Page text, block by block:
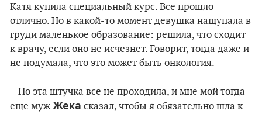
Катя купила специальный курс. Все прошло
отлично. Но в какой-то момент девушка нащупала в
груди маленькое образование: решила, что сходит
к врачу, если оно не исчезнет. Говорит, тогда даже и
не подумала, что это может быть онкология.
– Но эта штучка все не проходила, и мне мой тогда
еще мужЖека сказал, чтобы я обязательно шла к